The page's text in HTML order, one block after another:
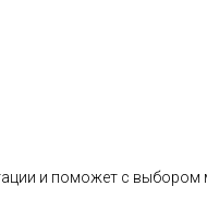
и поможет с